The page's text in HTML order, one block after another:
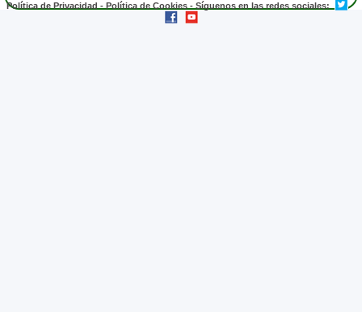
Política de Privacidad - Política de Cookies - Síguenos en las redes sociales: